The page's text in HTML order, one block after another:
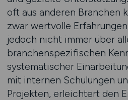
oft aus anderen Branchen
zwar wertvolle
jedoch nicht immer über
branchenspezifischen
systematischer
mit internen Schulungen
Projekten, erleichtert den